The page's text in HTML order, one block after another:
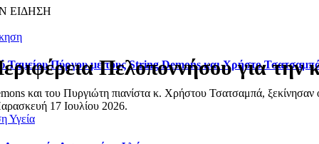
ΕΙΔΗΣΗ
Ταμείου Πύργου με τους String Demons και Χρήστο
και του Πυργιώτη πιανίστα κ. Χρήστου Τσατσαμπά, ξεκίνησαν
17 Ιουλίου 2026.
Υγεία
Πελοποννήσου για την